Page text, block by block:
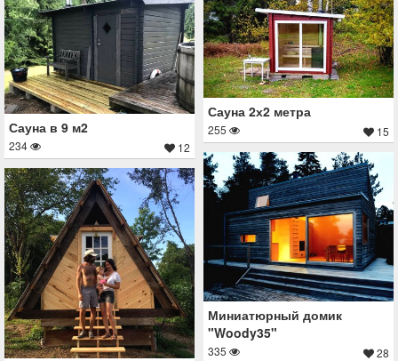
Сауна в 9 м2
234 12
Сауна 2х2 метра
255 15
Миниатюрный домик
"Woody35"
335 28